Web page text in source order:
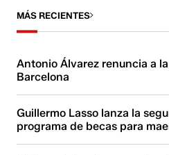
MÁS RECIENTES
Antonio Álvarez renuncia a
Barcelona
Guillermo Lasso lanza la
programa de becas para